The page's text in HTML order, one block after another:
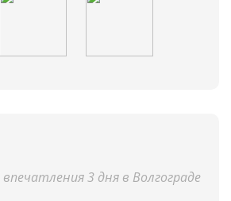
3 дня в Волгограде